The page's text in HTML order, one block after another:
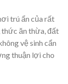
trú ẩn của rất
thức ăn thừa, đất
vệ sinh cẩn
thuận lợi cho